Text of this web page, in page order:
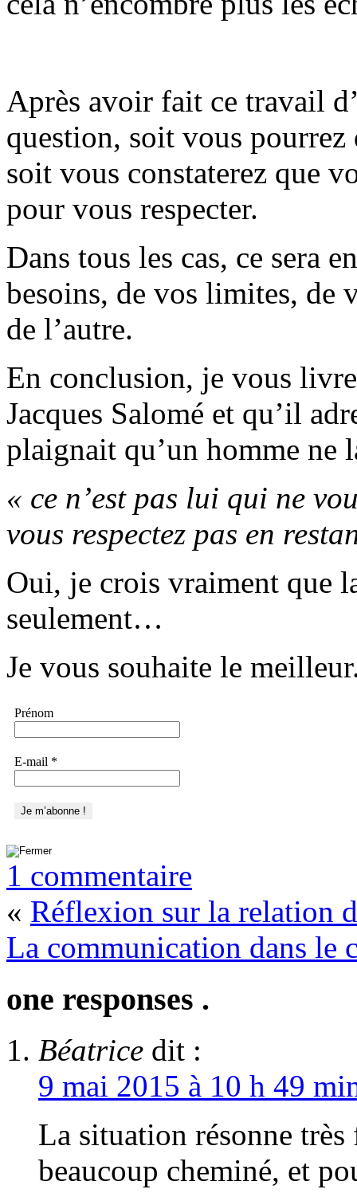
Après avoir fait ce travail
question, soit vous
soit vous constaterez que
pour vous respecter.
Dans tous les cas, ce sera
besoins, de vos limites,
de l’autre.
En conclusion, je vous
Jacques Salomé et qu’il
plaignait qu’un homme ne
« ce n’est pas lui qui ne
vous respectez pas en
Oui, je crois vraiment que
seulement…
Je vous souhaite le
Prénom
E-mail *
1 commentaire
« Réflexion sur la relation
La communication dans le
one responses .
Béatrice dit :
9 mai 2015 à 10 h 49
La situation résonne
beaucoup cheminé, et